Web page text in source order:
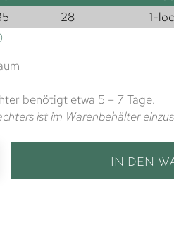
28 1-
benötigt etwa 5 – 7 Tage.
ist im Warenbehälter
IN DEN